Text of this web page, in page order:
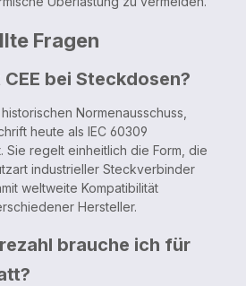
Fragen
bei Steckdosen?
Normenausschuss,
heute als IEC 60309
Sie regelt einheitlich die Form, die
industrieller Steckverbinder
weltweite Kompatibilität
Hersteller.
brauche ich für